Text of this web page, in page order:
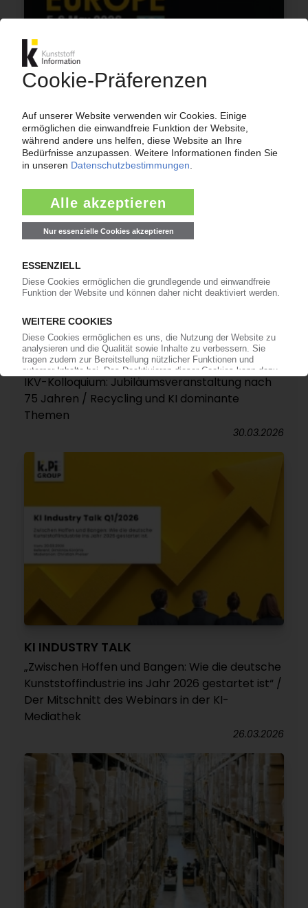
Wie gelingt die Renaissance der Branche? /
KI.PIE Group mit Stand in Amsterdam
13.04.2026
VERANSTALTUNGEN
IKV-Kolloquium: Jubiläumsveranstaltung nach
75 Jahren / Recycling und KI dominante
Themen
30.03.2026
KI INDUSTRY TALK
„Zwischen Hoffen und Bangen: Wie die deutsche
Kunststoffindustrie ins Jahr 2026 gestartet ist“ /
Der Mitschnitt des Webinars in der KI-
Mediathek
26.03.2026